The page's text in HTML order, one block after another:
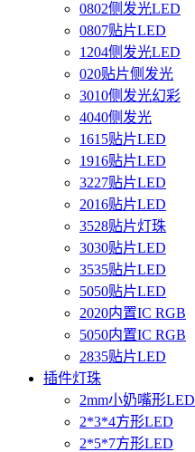
0802侧发光LED
0807贴片LED
1204侧发光LED
020贴片侧发光
3010侧发光幻彩
4040侧发光
1615贴片LED
1916贴片LED
3227贴片LED
2016贴片LED
3528贴片灯珠
3030贴片LED
3535贴片LED
5050贴片LED
2020内置IC RGB
5050内置IC RGB
2835贴片LED
插件灯珠
2mm小奶嘴形LED
2*3*4方形LED
2*5*7方形LED